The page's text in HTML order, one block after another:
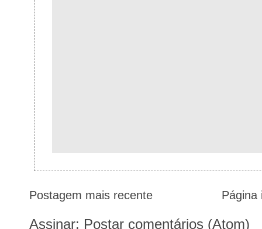
Postagem mais recente Página
Assinar: Postar comentários (Atom)